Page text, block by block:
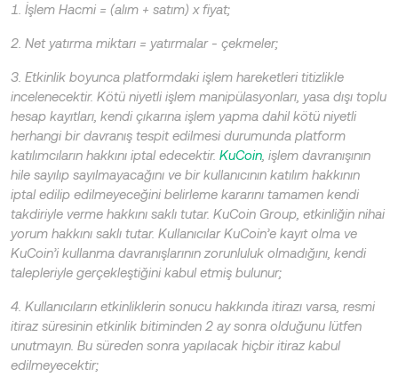
1. İşlem Hacmi = (alım + satım) x fiyat;
2. Net yatırma miktarı = yatırmalar - çekmeler;
3. Etkinlik boyunca platformdaki işlem hareketleri titizlikle
incelenecektir. Kötü niyetli işlem manipülasyonları, yasa dışı toplu
hesap kayıtları, kendi çıkarına işlem yapma dahil kötü niyetli
herhangi bir davranış tespit edilmesi durumunda platform
katılımcıların hakkını iptal edecektir. KuCoin , işlem davranışının
hile sayılıp sayılmayacağını ve bir kullanıcının katılım hakkının
iptal edilip edilmeyeceğini belirleme kararını tamamen kendi
takdiriyle verme hakkını saklı tutar. KuCoin Group, etkinliğin nihai
yorum hakkını saklı tutar. Kullanıcılar KuCoin’e kayıt olma ve
KuCoin’i kullanma davranışlarının zorunluluk olmadığını, kendi
talepleriyle gerçekleştiğini kabul etmiş bulunur;
4. Kullanıcıların etkinliklerin sonucu hakkında itirazı varsa, resmi
itiraz süresinin etkinlik bitiminden 2 ay sonra olduğunu lütfen
unutmayın. Bu süreden sonra yapılacak hiçbir itiraz kabul
edilmeyecektir;